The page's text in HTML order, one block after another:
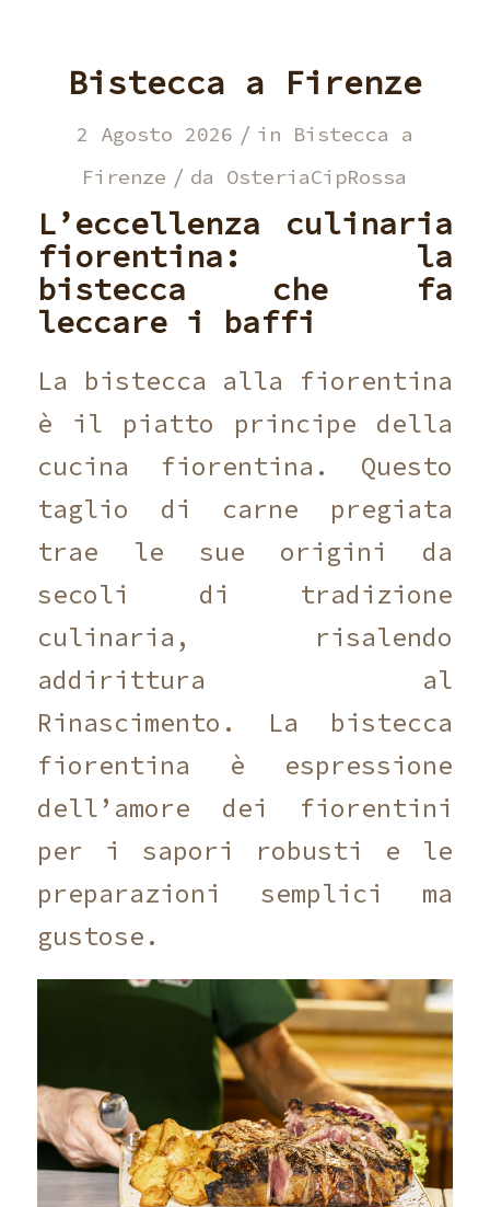
Bistecca a Firenze
2 Agosto 2026 / in Bistecca a
Firenze / da OsteriaCipRossa
L’eccellenza culinaria
fiorentina: la
bistecca che fa
leccare i baffi
La bistecca alla fiorentina
è il piatto principe della
cucina fiorentina. Questo
taglio di carne pregiata
trae le sue origini da
secoli di tradizione
culinaria, risalendo
addirittura al
Rinascimento. La bistecca
fiorentina è espressione
dell’amore dei fiorentini
per i sapori robusti e le
preparazioni semplici ma
gustose.